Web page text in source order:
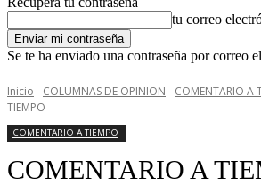
tu correo
Se te ha enviado una contraseña por correo
Inicio COLUMNAS DE OPINION COMENTARIO A
TIEMPO
COMENTARIO A TIEMPO
COMENTARIO A